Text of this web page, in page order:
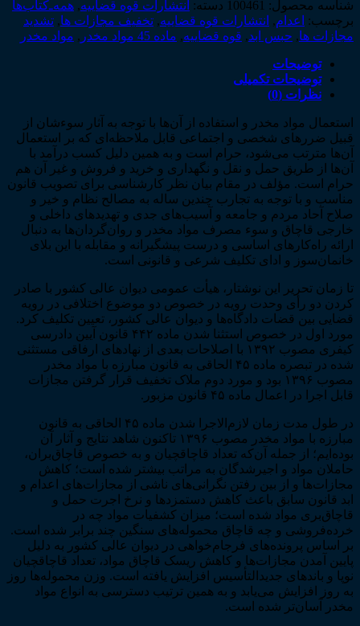
ی
۴۵
الحاقی
به
قانون
با
مواد
مخدر
مصوب
۱۳۹۶
(دکتر
حسین
ذبحی
ـ
چاپ
عدد
شناسه محصول: 100461 دسته: انتشارات قوه قضاییه, همه‌ـ‌کتاب‌ها
برچسب:
اعدام, انتشارات قوه قضاییه, تخفیف مجازات ها, تشدید
مجازات ها, حبس ابد, قوه قضاییه, ماده 45 مواد مخدر , مواد مخدر
توضیحات
توضیحات تکمیلی
نظرات (0)
استعمال مواد مخدر و استفاده از آن‌ها با توجه به آثار سوءشان از
قبیل ضررهای شخصی و اجتماعی قابل ملاحظه‌ای که بر استعمال
آن‌ها مترتب می‌شود، حرام است و به همین دلیل کسب درآمد با
آن‌ها از طریق حمل و نقل و نگهداری و خرید و فروش و غیر آن هم
حرام است. مؤلف در مقام بیان نظر کارشناسی برای تصویب قانون
مناسب و با توجه به تجارب چندین ساله به مصالح نظام و خیر و
صلاح آحاد مردم و جامعه و آسیب‌های جدی و تهدیدهای داخلی و
خارجی قاچاق و سوء مصرف مواد مخدر و روان‌گردان‌ها به دنبال
ارائه راه‌کارهای اساسی و درست پیشگیرانه و مقابله با این بلای
خانمان‌سوز و ادای تکلیف شرعی و قانونی است.
تا زمان تحریر این نوشتار، هیأت عمومی دیوان عالی کشور با صادر
کردن دو رأی وحدت رویه در خصوص دو موضوع اختلافی در رویه
قضایی بین قضات دادگاه‌ها و دیوان عالی کشور، تعیین تکلیف کرد.
مورد اول در خصوص استثنا شدن ماده ۴۴۲ قانون آیین دادرسی
کیفری مصوب ۱۳۹۲ با اصلاحات بعدی از نهادهای ارفاقی مستثنی
شده در تبصره ماده ۴۵ الحاقی به قانون مبارزه با مواد مخدر
مصوب ۱۳۹۶ بود و مورد دوم ملاک تخفیف قرار گرفتن مجازات
قابل اجرا در اعمال ماده ۴۵ قانون مزبور.
در طول مدت زمان لازم‌الاجرا شدن ماده ۴۵ الحاقی به قانون
مبارزه با مواد مخدر مصوب ۱۳۹۶ تاکنون شاهد نتایج و آثار آن
بوده‌ایم؛ از جمله آن‌که تعداد قاچاقچیان و به خصوص قاچاق‌بران،
حاملان مواد و اجیرشدگان به مراتب بیشتر شده است؛ کاهش
مجازات‌ها و از بین رفتن نگرانی‌های ناشی از مجازات‌های اعدام و
ابد قانون سابق باعث کاهش دستمزدها و نرخ اجرت حمل و
قاچاق‌بری مواد شده است؛ میزان کشفیات مواد چه در
خرده‌فروشی و چه قاچاق محموله‌های سنگین چند برابر شده است.
بر اساس پرونده‌های فرجام‌خواهی در دیوان عالی کشور به دلیل
پایین آمدن مجازات‌ها و کاهش ریسک قاچاق مواد، تعداد قاچاقچیان
نوپا و باندهای جدید‌التأسیس افزایش یافته است. وزن محموله‌ها روز
به روز افزایش می‌یابد و به همین ترتیب دسترسی به انواع مواد
مخدر آسان‌تر شده است.